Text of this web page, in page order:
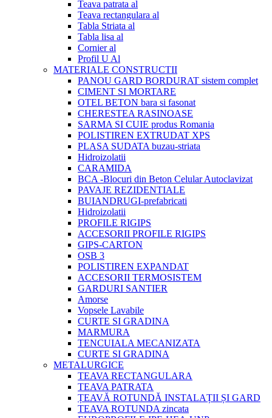
Teava patrata al
Teava rectangulara al
Tabla Striata al
Tabla lisa al
Cornier al
Profil U Al
MATERIALE CONSTRUCTII
PANOU GARD BORDURAT sistem complet
CIMENT SI MORTARE
OTEL BETON bara si fasonat
CHERESTEA RASINOASE
SARMA SI CUIE produs Romania
POLISTIREN EXTRUDAT XPS
PLASA SUDATA buzau-striata
Hidroizolatii
CARAMIDA
BCA -Blocuri din Beton Celular Autoclavizat
PAVAJE REZIDENTIALE
BUIANDRUGI-prefabricati
Hidroizolatii
PROFILE RIGIPS
ACCESORII PROFILE RIGIPS
GIPS-CARTON
OSB 3
POLISTIREN EXPANDAT
ACCESORII TERMOSISTEM
GARDURI SANTIER
Amorse
Vopsele Lavabile
CURTE SI GRADINA
MARMURA
TENCUIALA MECANIZATA
CURTE SI GRADINA
METALURGICE
TEAVA RECTANGULARA
TEAVA PATRATA
ȚEAVĂ ROTUNDĂ INSTALAȚII ȘI GARD
TEAVA ROTUNDA zincata